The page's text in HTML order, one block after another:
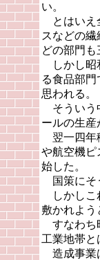
い。
とはいえ
スなどの
どの部門も
しかし昭
る食品部
思われる。
そういう
ールの生産
翌一四年
や航空機ピ
始した。
国策にそ
しかしこ
敷かれよう
すなわち
工業地帯と
造成事業